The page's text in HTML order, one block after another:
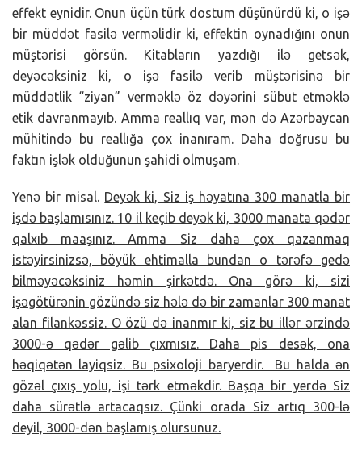
effekt eynidir. Onun üçün türk dostum düşünürdü ki, o işə
bir müddət fasilə verməlidir ki, effektin oynadığını onun
müştərisi görsün. Kitabların yazdığı ilə getsək,
deyəcəksiniz ki, o işə fasilə verib müştərisinə bir
müddətlik “ziyan” verməklə öz dəyərini sübut etməklə
etik davranmayıb. Amma reallıq var, mən də Azərbaycan
mühitində bu reallığa çox inanıram. Daha doğrusu bu
faktın işlək olduğunun şahidi olmuşam.
Yenə bir misal. Deyək ki, Siz iş həyatına 300 manatla bir
işdə başlamısınız. 10 il keçib deyək ki, 3000 manata qədər
qalxıb maaşınız. Amma Siz daha çox qazanmaq
istəyirsinizsə, böyük ehtimalla bundan o tərəfə gedə
bilməyəcəksiniz həmin şirkətdə. Ona görə ki, sizi
işəgötürənin gözündə siz hələ də bir zamanlar 300 manat
alan filankəssiz. O özü də inanmır ki, siz bu illər ərzində
3000-ə qədər gəlib çıxmısız. Daha pis desək, ona
həqiqətən layiqsiz. Bu psixoloji baryerdir. Bu halda ən
gözəl çıxış yolu, işi tərk etməkdir. Başqa bir yerdə Siz
daha sürətlə artacaqsız. Çünki orada Siz artıq 300-lə
deyil, 3000-dən başlamış olursunuz.